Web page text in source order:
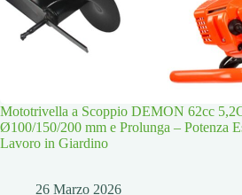
Mototrivella a Scoppio DEMON 62cc
Ø100/150/200 mm e Prolunga – Potenza
Lavoro in Giardino
26 Marzo 2026